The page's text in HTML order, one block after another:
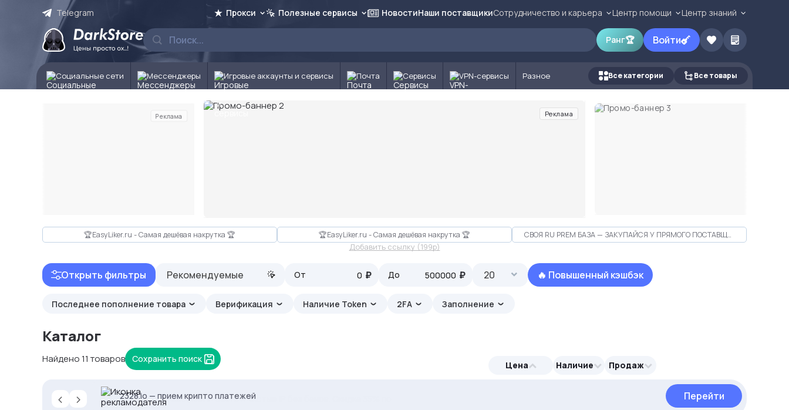
Telegram Прокси Полезные сервисы НовостиНаши поставщикиСотрудничество и карьера Центр помощи Центр знаний
Ранг🏆 Войти
Социальные сети Мессенджеры Игровые аккаунты и сервисы Почта Сервисы VPN-сервисы Разное Все категории Все товары
Реклама Реклама
🏆EasyLiker.ru - Самая дешёвая накрутка 🏆 🏆EasyLiker.ru - Самая дешёвая накрутка 🏆 СВОЯ RU PREM БАЗА — ЗАКУПАЙСЯ У ПРЯМОГО ПОСТАВЩИКА
Добавить ссылку (199p)
Открыть фильтры Рекомендуемые От ₽ До ₽ 20 🔥 Повышенный кэшбэк
Последнее пополнение товара Верификация Наличие Token 2FA Заполнение
Каталог
Найдено 11 товаров Сохранить поиск
Цена Наличие Продаж
‹ › NodeMaven: высокий IP Score и чистые IP без банов. Скидка 35% по STEALTH35 Перейти
Proxys.io - лучшие прокси 💚 Подберём под ваши задачи 🚀 Промокод Store - 20% на всё! Перейти
2328.io — прием крипто платежей Перейти